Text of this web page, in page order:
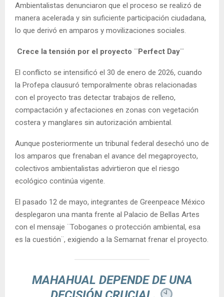
Ambientalistas denunciaron que el proceso se realizó de
manera acelerada y sin suficiente participación ciudadana,
lo que derivó en amparos y movilizaciones sociales.
Crece la tensión por el proyecto ¨Perfect Day¨
El conflicto se intensificó el 30 de enero de 2026, cuando
la Profepa clausuró temporalmente obras relacionadas
con el proyecto tras detectar trabajos de relleno,
compactación y afectaciones en zonas con vegetación
costera y manglares sin autorización ambiental.
Aunque posteriormente un tribunal federal desechó uno de
los amparos que frenaban el avance del megaproyecto,
colectivos ambientalistas advirtieron que el riesgo
ecológico continúa vigente.
El pasado 12 de mayo, integrantes de Greenpeace México
desplegaron una manta frente al Palacio de Bellas Artes
con el mensaje ¨Toboganes o protección ambiental, esa
es la cuestión¨, exigiendo a la Semarnat frenar el proyecto.
MAHAHUAL DEPENDE DE UNA